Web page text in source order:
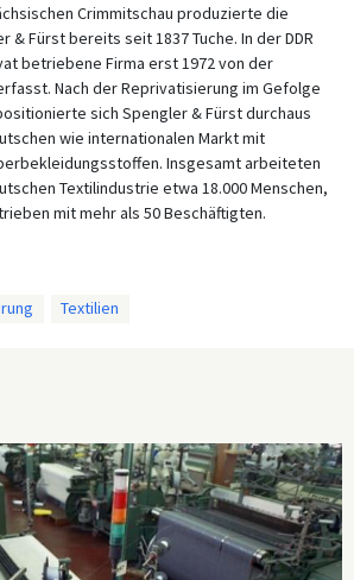
Crimmitschau produzierte die
& Fürst bereits seit 1837 Tuche. In der DDR
betriebene Firma erst 1972 von der
Nach der Reprivatisierung im Gefolge
sich Spengler & Fürst durchaus
wie internationalen Markt mit
Insgesamt arbeiteten
Textilindustrie etwa 18.000 Menschen,
mit mehr als 50 Beschäftigten.
Textilien